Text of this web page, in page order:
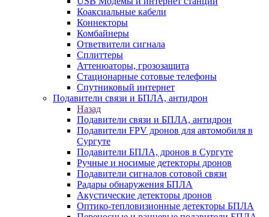
Коаксиальные кабели
Коннекторы
Комбайнеры
Ответвители сигнала
Сплиттеры
Аттенюаторы, грозозащита
Стационарные сотовые телефоны
Спутниковый интернет
Подавители связи и БПЛА, антидрон
Назад
Подавители связи и БПЛА, антидрон
Подавители FPV дронов для автомобиля в
Сургуте
Подавители БПЛА, дронов в Сургуте
Ручные и носимые детекторы дронов
Подавители сигналов сотовой связи
Радары обнаружения БПЛА
Акустические детекторы дронов
Оптико-тепловизионные детекторы БПЛА